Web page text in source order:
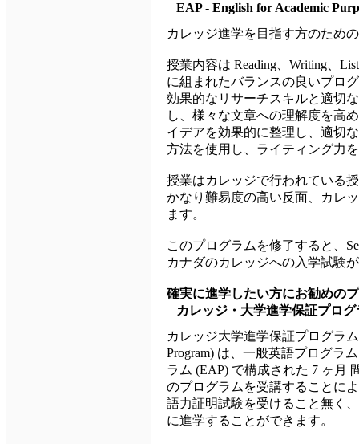
EAP - English for Academic
カレッジ進学を目指す方のため
授業内容は Reading、Writing、
に組まれたバランスの良いプロ
効果的なリサーチスキルと適切
し、様々な文章への理解度を高
イデアを効果的に整理し、適切
方法を使用し、ライティング力
授業はカレッジで行われている
かなり難易度の高い反面、カレ
ます。
このプログラムを修了すると、
カナダのカレッジへの入学試験
確実に進学したい方にお勧めの
カレッジ・大学進学保証プログ
カレッジ大学進学保証プログラム
Program) は、一般英語プログラ
ラム (EAP) で構成された 7 ヶ月
のプログラムを受講することに
語力証明試験を受けること無く
に進学することができます。